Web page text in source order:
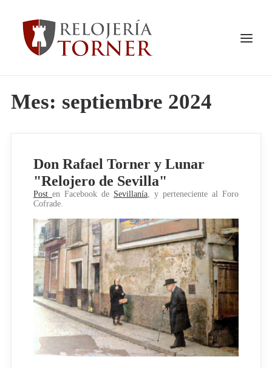
INICIO
PRODUCTOS
SERVICIOS
TRABAJOS REALIZADOS
NOTICIAS
CONTACTO
Mes: septiembre 2024
Don Rafael Torner y Lunar
"Relojero de Sevilla"
Post en Facebook de Sevillanía, y perteneciente al Foro
Cofrade.